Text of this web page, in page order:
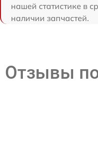
нашей статистике в
наличии запчастей.
Отзывы